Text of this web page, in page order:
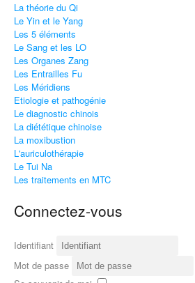
La théorie du Qi
Le Yin et le Yang
Les 5 éléments
Le Sang et les LO
Les Organes Zang
Les Entrailles Fu
Les Méridiens
Etiologie et pathogénie
Le diagnostic chinois
La diététique chinoise
La moxibustion
L'auriculothérapie
Le Tui Na
Les traitements en MTC
Connectez-vous
Identifiant
Mot de passe